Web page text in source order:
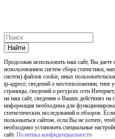
Найти
Продолжая использовать наш cайт, Вы даете
использованием систем сбора статистики,
систем) файлов cookie, иных
ip-адресе, сведений о местоположении, типе
страницы, сведений о ресурсах сети
на наш сайт, сведения о Ваших действиях на
информация необходима для
статистических исследований и обзоров.
пользоваться сайтом, если Вы не хотите,
необходимо установить специальные
сайт. Политика конфиденциальности